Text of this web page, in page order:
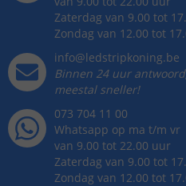
Zaterdag van 9.00 tot
Zondag van 12.00 tot
info@ledstripkoning.be
Binnen 24 uur
meestal sneller!
073 704 11 00
Whatsapp op ma t/m vr
van 9.00 tot 22.00 uur
Zaterdag van 9.00 tot
Zondag van 12.00 tot